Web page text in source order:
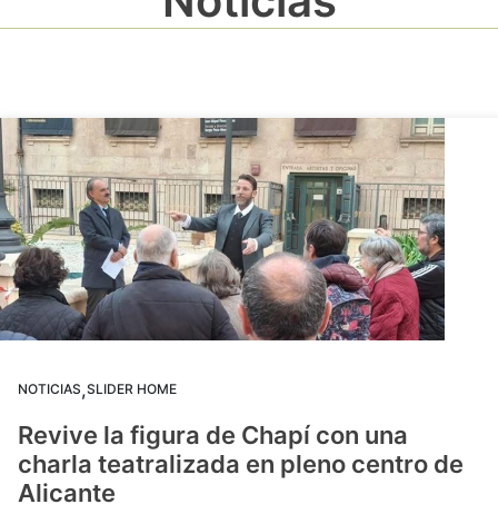
NOTICIAS,SLIDER HOME
Revive la figura de Chapí con una
charla teatralizada en pleno centro de
Alicante